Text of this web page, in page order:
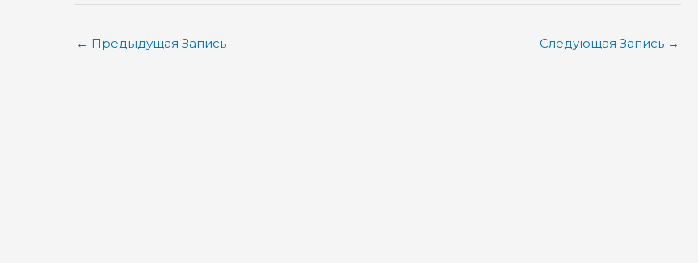
← Предыдущая Запись Следующая Запись →